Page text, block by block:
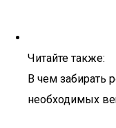
Читайте также:
В чем забирать
необходимых